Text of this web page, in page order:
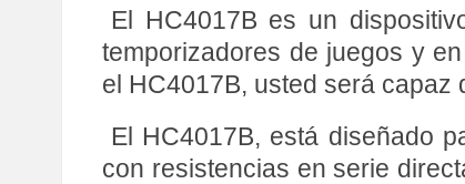
El HC4017B es un
temporizadores de juegos y
el HC4017B, usted será capaz
El HC4017B, está diseñado
con resistencias en serie